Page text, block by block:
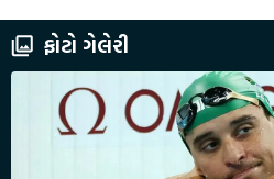
ફોટો ગેલેરી